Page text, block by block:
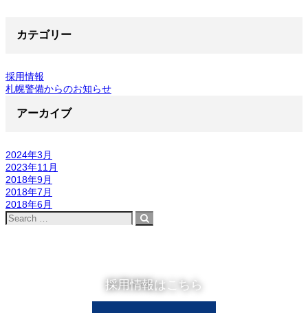
カテゴリー
採用情報
札幌警備からのお知らせ
アーカイブ
2024年3月
2023年11月
2018年9月
2018年7月
2018年6月
採用情報はこちら